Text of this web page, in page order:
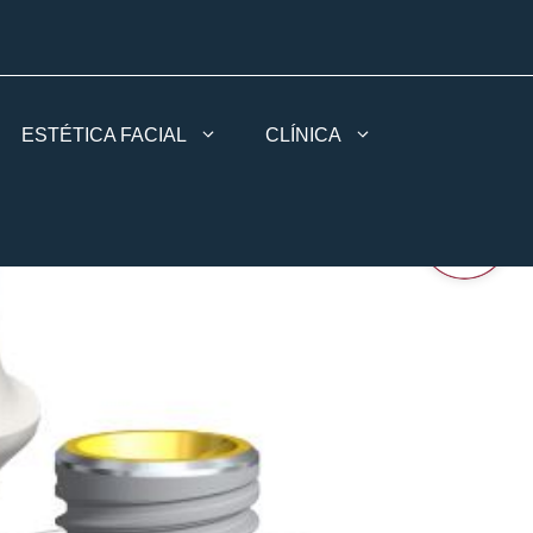
ESTÉTICA FACIAL CLÍNICA